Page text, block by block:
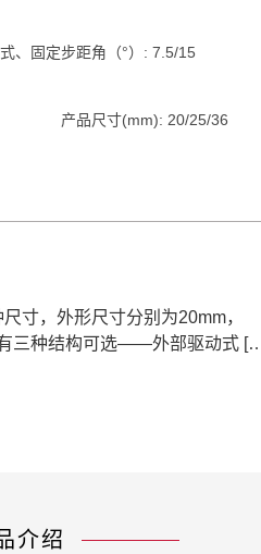
、固定步距角（°）: 7.5/15
产品尺寸(mm): 20/25/36
寸，外形尺寸分别为20mm，
三种结构可选——外部驱动式
介绍